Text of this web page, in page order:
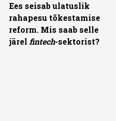
Ees seisab ulatuslik
rahapesu tõkestamise
reform. Mis saab selle
järel fintech-sektorist?